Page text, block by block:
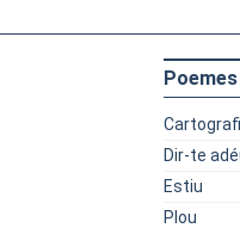
Poemes
Dir-te
Estiu
Plou